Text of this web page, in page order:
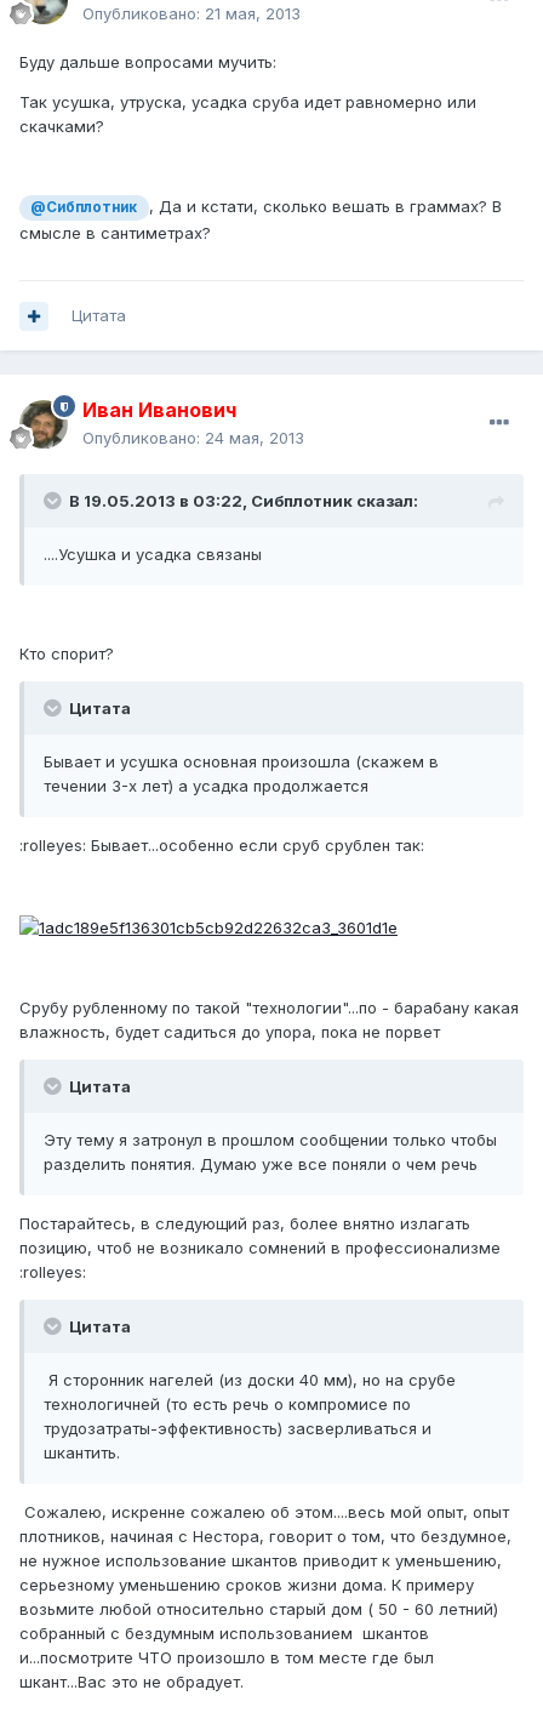
Опубликовано: 21 мая, 2013
Буду дальше вопросами мучить:
Так усушка, утруска, усадка сруба идет равномерно или
скачками?
@Сибплотник
, Да и кстати, сколько вешать в граммах? В
смысле в сантиметрах?
Цитата
Иван Иванович
Опубликовано: 24 мая, 2013
В 19.05.2013 в 03:22, Сибплотник сказал:
....Усушка и усадка связаны
Кто спорит?
Цитата
Бывает и усушка основная произошла (скажем в
течении 3-х лет) а усадка продолжается
:rolleyes: Бывает...особенно если сруб срублен так:
Срубу рубленному по такой "технологии"...по - барабану какая
влажность, будет садиться до упора, пока не порвет
Цитата
Эту тему я затронул в прошлом сообщении только чтобы
разделить понятия. Думаю уже все поняли о чем речь
Постарайтесь, в следующий раз, более внятно излагать
позицию, чтоб не возникало сомнений в профессионализме
:rolleyes:
Цитата
Я сторонник нагелей (из доски 40 мм), но на срубе
технологичней (то есть речь о компромисе по
трудозатраты-эффективность) засверливаться и
шкантить.
Сожалею, искренне сожалею об этом....весь мой опыт, опыт
плотников, начиная с Нестора, говорит о том, что бездумное,
не нужное использование шкантов приводит к уменьшению,
серьезному уменьшению сроков жизни дома. К примеру
возьмите любой относительно старый дом ( 50 - 60 летний)
собранный с бездумным использованием шкантов
и...посмотрите ЧТО произошло в том месте где был
шкант...Вас это не обрадует.